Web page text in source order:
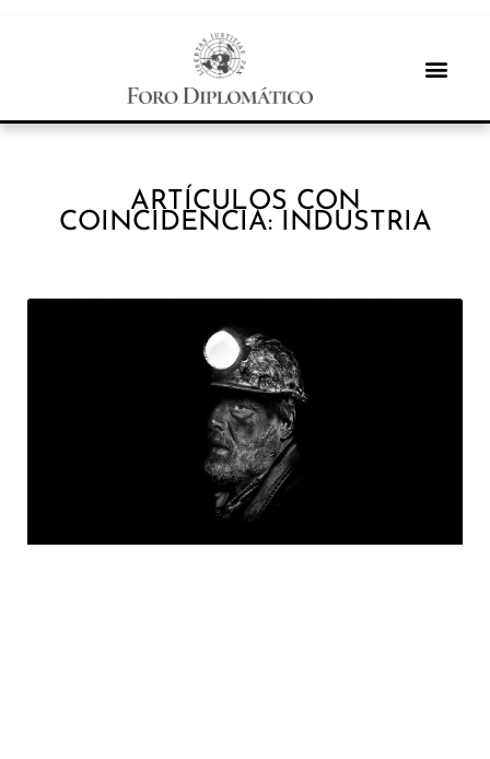
ARTÍCULOS CON
COINCIDENCIA: INDUSTRIA